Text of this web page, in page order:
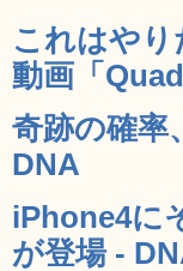
これはや
動画「
奇跡の確率
DNA
iPhone4に
が登場 -